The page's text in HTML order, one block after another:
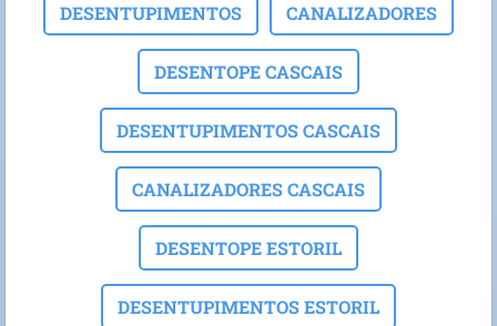
DESENTUPIMENTOS CANALIZADORES
DESENTOPE CASCAIS
DESENTUPIMENTOS CASCAIS
CANALIZADORES CASCAIS
DESENTOPE ESTORIL
DESENTUPIMENTOS ESTORIL